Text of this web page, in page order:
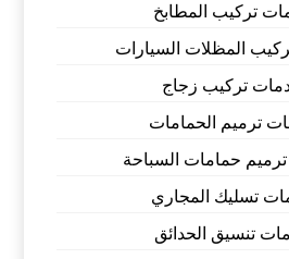
تركيب المطابخ
المظلات السيارات
تركيب زجاج
ترميم الحمامات
حمامات السباحة
تسليك المجاري
تنسيق الحدائق